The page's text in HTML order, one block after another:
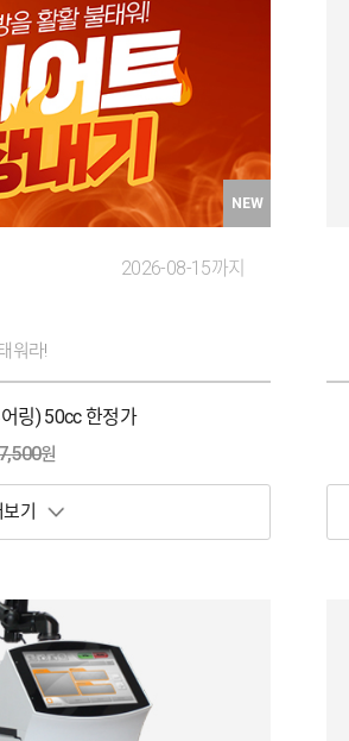
NEW
2026-08-15까지
워라!
링) 50cc 한정가
원
보기 토글